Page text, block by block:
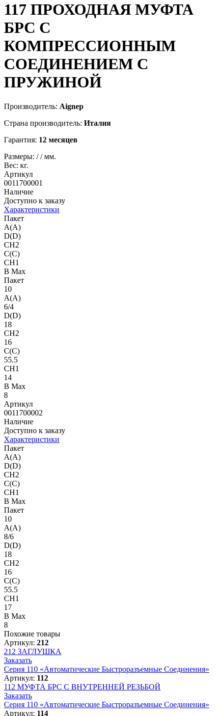
117 ПРОХОДНАЯ МУФТА
БРС С
КОМПРЕССИОННЫМ
СОЕДИНЕНИЕМ С
ПРУЖИНОЙ
Производитель: Aignep
Страна производитель: Италия
Гарантия: 12 месяцев
Размеры: //мм.
Вес: кг.
Артикул
0011700001
Наличие
Доступно к заказу
Характеристики
Пакет
A(A)
D(D)
CH2
C(C)
CH1
B Max
Пакет
10
A(A)
6/4
D(D)
18
CH2
16
C(C)
55.5
CH1
14
B Max
8
Артикул
0011700002
Наличие
Доступно к заказу
Характеристики
Пакет
A(A)
D(D)
CH2
C(C)
CH1
B Max
Пакет
10
A(A)
8/6
D(D)
18
CH2
16
C(C)
55.5
CH1
17
B Max
8
Похожие товары
Артикул: 212
212 ЗАГЛУШКА
Заказать
Серия 110 «Автоматические Быстроразъемные Соединения»
Артикул: 112
112 МУФТА БРС С ВНУТРЕННЕЙ РЕЗЬБОЙ
Заказать
Серия 110 «Автоматические Быстроразъемные Соединения»
Артикул: 114